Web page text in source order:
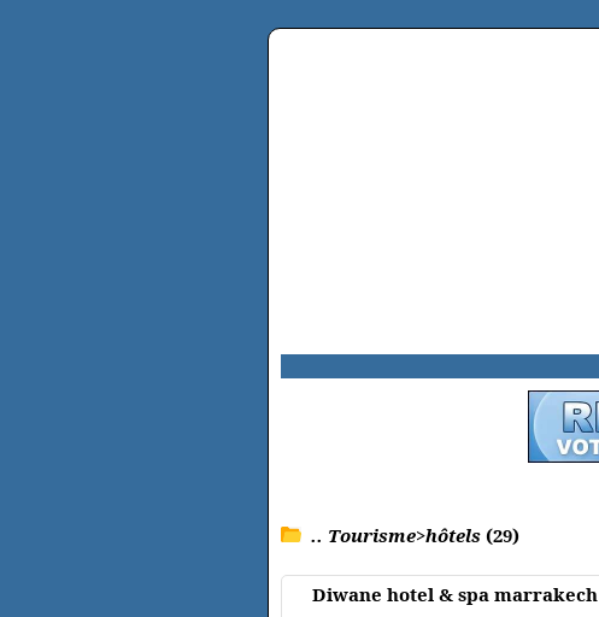
.. Tourisme>hôtels (29)
Diwane hotel & spa marrakech